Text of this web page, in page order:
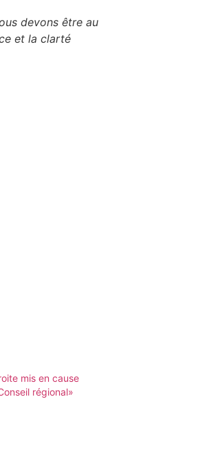
devons être au
et la clarté
mis en cause
régional»